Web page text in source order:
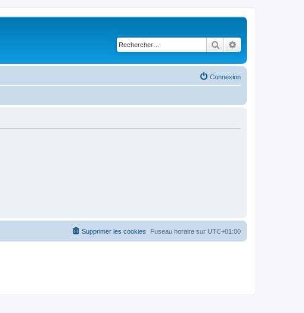
Rechercher
Connexion
Fuseau horaire sur UTC+01:00
Supprimer les cookies